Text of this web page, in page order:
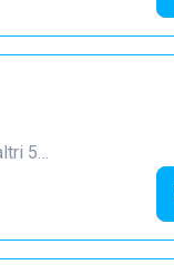
5…